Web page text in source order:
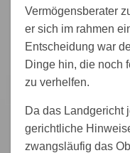
Vermögensberater
er sich im rahmen
Entscheidung war
Dinge hin, die noch
zu verhelfen.
Da das Landgericht
gerichtliche
zwangsläufig das